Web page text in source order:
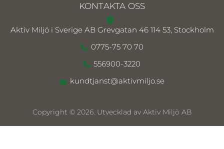
KONTAKTA OSS
Aktiv Miljö i Sverige AB Grevgatan 46 114 53, Stockholm
0775-75 70 70
556900-3220
kundtjanst@aktivmiljo.se
Copyright © 2026. Utvecklad av Aktiv Miljö AB